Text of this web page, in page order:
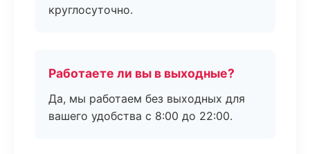
круглосуточно.
Работаете ли вы в выходные?
Да, мы работаем без выходных для
вашего удобства с 8:00 до 22:00.